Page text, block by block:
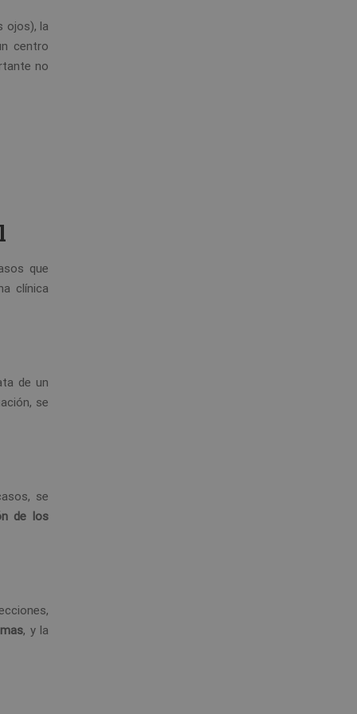
ojos), la
centro
no
que
clínica
de un
se
se
de los
, y la